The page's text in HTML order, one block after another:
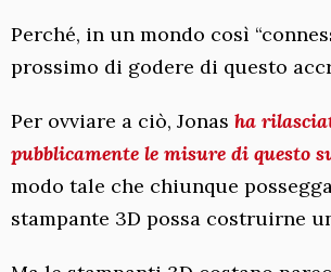
Perché, in un mondo così
prossimo di godere di questo
Per ovviare a ciò, Jonas ha
pubblicamente le misure di questo
modo tale che chiunque
stampante 3D possa costruirne